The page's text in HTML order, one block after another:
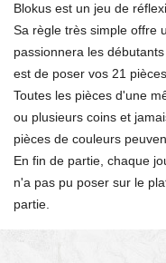
Blokus est un jeu de
Sa règle très simple offre
passionnera les
est de poser vos 21
Toutes les pièces d'une
ou plusieurs coins et
pièces de couleurs
En fin de partie, chaque
n'a pas pu poser sur le
partie.